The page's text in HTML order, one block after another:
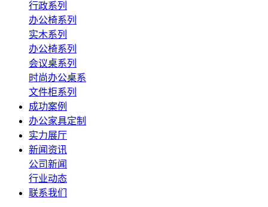
行政系列
办公椅系列
实木系列
办公椅系列
会议桌系列
时尚办公桌系
文件柜系列
成功案例
办公家具定制
实力展厅
新闻资讯
公司新闻
行业动态
联系我们